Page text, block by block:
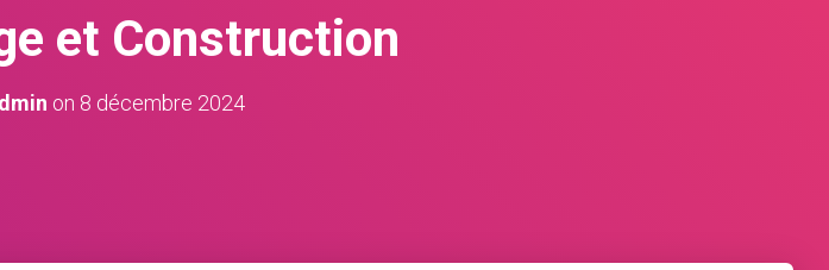
et Construction
on 8 décembre 2024